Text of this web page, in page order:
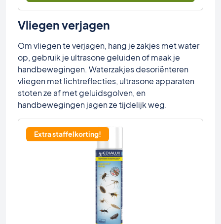
€ 134,95.€ 99,95.
Vliegen verjagen
Om vliegen te verjagen, hang je zakjes met water
op, gebruik je ultrasone geluiden of maak je
handbewegingen. Waterzakjes desoriënteren
vliegen met lichtreflecties, ultrasone apparaten
stoten ze af met geluidsgolven, en
handbewegingen jagen ze tijdelijk weg.
Extra staffelkorting!